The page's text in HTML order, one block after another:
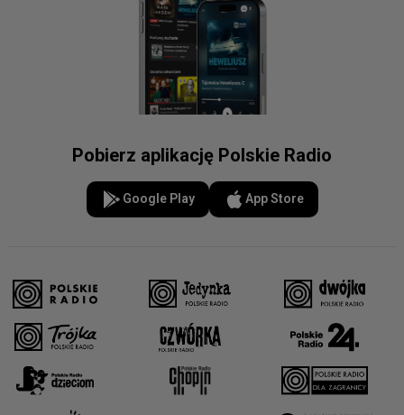
Pobierz aplikację Polskie Radio
Google Play App Store